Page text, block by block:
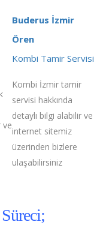
ve
Buderus İzmir
Ören
Kombi Tamir Servisi
Kombi İzmir tamir
servisi hakkında
detaylı bilgi alabilir ve
internet sitemiz
üzerinden bizlere
ulaşabilirsiniz